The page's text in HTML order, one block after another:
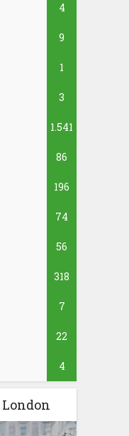
4
9
1
3
1.541
86
196
74
56
318
7
22
4